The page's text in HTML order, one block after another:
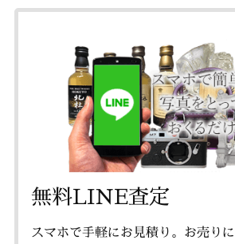
無料LINE査定
スマホで手軽にお見積り。お売り